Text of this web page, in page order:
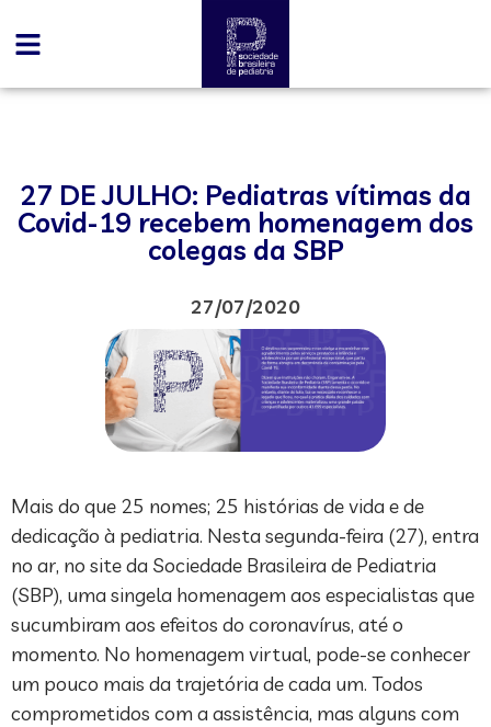
27 DE JULHO: Pediatras vítimas da
Covid-19 recebem homenagem dos
colegas da SBP
27/07/2020
Mais do que 25 nomes; 25 histórias de vida e de
dedicação à pediatria. Nesta segunda-feira (27), entra
no ar, no site da Sociedade Brasileira de Pediatria
(SBP), uma singela homenagem aos especialistas que
sucumbiram aos efeitos do coronavírus, até o
momento. No homenagem virtual, pode-se conhecer
um pouco mais da trajetória de cada um. Todos
comprometidos com a assistência, mas alguns com